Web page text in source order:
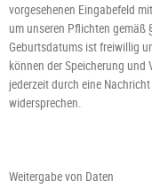
vorgesehenen Eingabefeld
um unseren Pflichten gemäß
Geburtsdatums ist freiwillig
können der Speicherung und
jederzeit durch eine
widersprechen.
Weitergabe von Daten